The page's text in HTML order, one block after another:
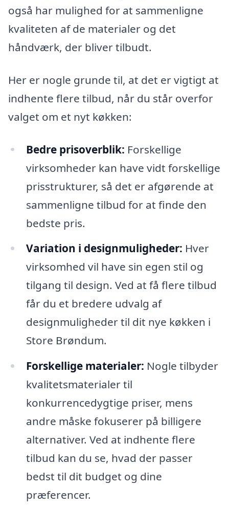
også har mulighed for at sammenligne
kvaliteten af de materialer og det
håndværk, der bliver tilbudt.
Her er nogle grunde til, at det er vigtigt at
indhente flere tilbud, når du står overfor
valget om et nyt køkken:
Bedre prisoverblik: Forskellige
virksomheder kan have vidt forskellige
prisstrukturer, så det er afgørende at
sammenligne tilbud for at finde den
bedste pris.
Variation i designmuligheder: Hver
virksomhed vil have sin egen stil og
tilgang til design. Ved at få flere tilbud
får du et bredere udvalg af
designmuligheder til dit nye køkken i
Store Brøndum.
Forskellige materialer: Nogle tilbyder
kvalitetsmaterialer til
konkurrencedygtige priser, mens
andre måske fokuserer på billigere
alternativer. Ved at indhente flere
tilbud kan du se, hvad der passer
bedst til dit budget og dine
præferencer.